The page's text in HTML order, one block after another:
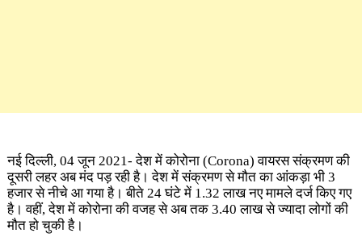
नई दिल्‍ली, 04 जून 2021- देश में कोरोना (Corona) वायरस संक्रमण की
दूसरी लहर अब मंद पड़ रही है। देश में संक्रमण से मौत का आंकड़ा भी 3
हजार से नीचे आ गया है। बीते 24 घंटे में 1.32 लाख नए मामले दर्ज किए गए
है। वहीं, देश में कोरोना की वजह से अब तक 3.40 लाख से ज्यादा लोगों की
मौत हो चुकी है।